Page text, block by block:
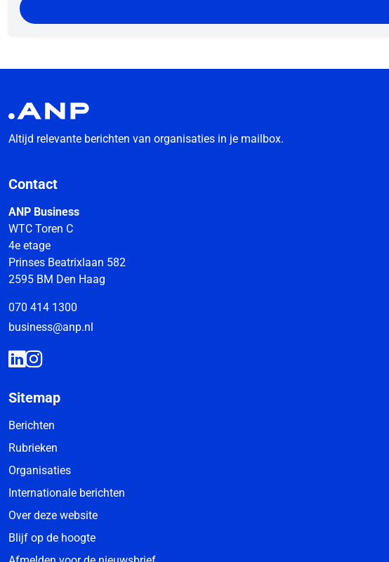
Altijd relevante berichten van organisaties in je mailbox.
Contact
ANP Business
WTC Toren C
4e etage
Prinses Beatrixlaan 582
2595 BM Den Haag
070 414 1300
business@anp.nl
Sitemap
Berichten
Rubrieken
Organisaties
Internationale berichten
Over deze website
Blijf op de hoogte